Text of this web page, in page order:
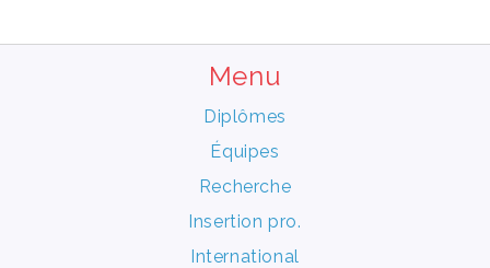
Menu
Diplômes
Équipes
Recherche
Insertion pro.
International